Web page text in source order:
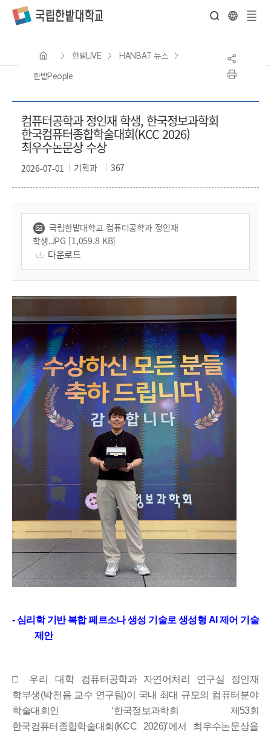
한밭LIVE HANBAT 뉴스
한밭People
컴퓨터공학과 정인재 학생, 한국정보과학회
한국컴퓨터종합학술대회(KCC 2026)
최우수논문상 수상
기획과 367
2026-07-01
국립한밭대학교 컴퓨터공학과 정인재
학생.JPG [1,059.8 KB]
다운로드
-심리학 기반 복합 페르소나 생성 기술로 생성형 AI제어 기술
제안
□ 우리 대학 컴퓨터공학과 자연어처리 연구실 정인재
학부생(박천음 교수 연구팀)이 국내 최대 규모의 컴퓨터분야
학술대회인
‘한국정보과학회 제 53회
한국컴퓨터종합학술대회 (KCC 2026)’에서 최우수논문상을